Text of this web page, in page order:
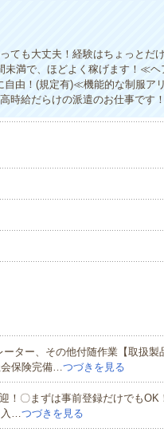
ても大丈夫！経験はちょっとだ
満で、ほどよく稼げます！≪ヘ
自由！(規定有)≪機能的な制服ア
給だらけの派遣のお仕事です！
ター、その他付随作業【取扱製
保険完備…つづきを見る
〇まずは事前登録だけでもOK
入…つづきを見る